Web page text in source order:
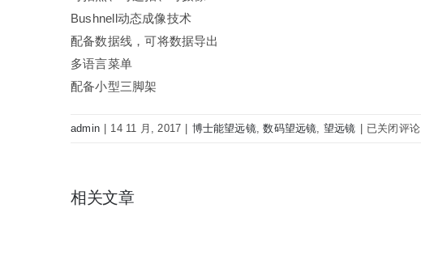
Bushnell动态成像技术
配备数据线，可将数据导出
多语言菜单
配备小型三脚架
admin 14 11 月, 2017 博士能望远镜,数码望远镜, 望远镜
美
已关闭评论
相关文章